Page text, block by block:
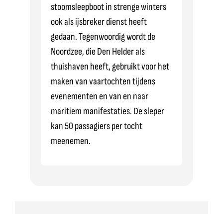
stoomsleepboot in strenge winters
ook als ijsbreker dienst heeft
gedaan. Tegenwoordig wordt de
Noordzee, die Den Helder als
thuishaven heeft, gebruikt voor het
maken van vaartochten tijdens
evenementen en van en naar
maritiem manifestaties. De sleper
kan 50 passagiers per tocht
meenemen.